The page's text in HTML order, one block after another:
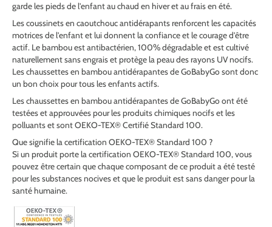
garde les pieds de l'enfant au chaud en hiver et au frais en été.
Les coussinets en caoutchouc antidérapantsrenforcent les capacités
motrices de l'enfant et lui donnent la confiance et le courage d'être
actif. Le bambou est antibactérien, 100% dégradable et est cultivé
naturellement sans engrais et protège la peau des rayons UV nocifs.
Les chaussettes en bambou antidérapantes de GoBabyGo sont donc
un bon choix pour tous les enfants actifs.
Les chaussettes en bambou antidérapantes de GoBabyGo ont été
testées et approuvées pour les produits chimiques nocifs et les
polluants et sontOEKO-TEX®Certifié Standard 100.
Que signifie la certification OEKO-TEX® Standard 100 ?
Si un produit porte la certification OEKO-TEX® Standard 100, vous
pouvez être certain que chaque composant de ce produit a été testé
pour les substances nocives et que le produit est sans danger pour la
santé humaine.